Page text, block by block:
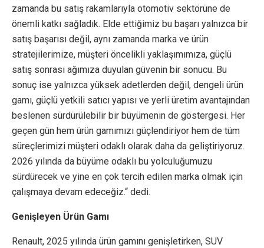
zamanda bu satış rakamlarıyla otomotiv sektörüne de
önemli katkı sağladık. Elde ettiğimiz bu başarı yalnızca bir
satış başarısı değil, aynı zamanda marka ve ürün
stratejilerimize, müşteri öncelikli yaklaşımımıza, güçlü
satış sonrası ağımıza duyulan güvenin bir sonucu. Bu
sonuç ise yalnızca yüksek adetlerden değil, dengeli ürün
gamı, güçlü yetkili satıcı yapısı ve yerli üretim avantajından
beslenen sürdürülebilir bir büyümenin de göstergesi. Her
geçen gün hem ürün gamımızı güçlendiriyor hem de tüm
süreçlerimizi müşteri odaklı olarak daha da geliştiriyoruz.
2026 yılında da büyüme odaklı bu yolculuğumuzu
sürdürecek ve yine en çok tercih edilen marka olmak için
çalışmaya devam edeceğiz.“ dedi.
Genişleyen Ürün Gamı
Renault, 2025 yılında ürün gamını genişletirken, SUV